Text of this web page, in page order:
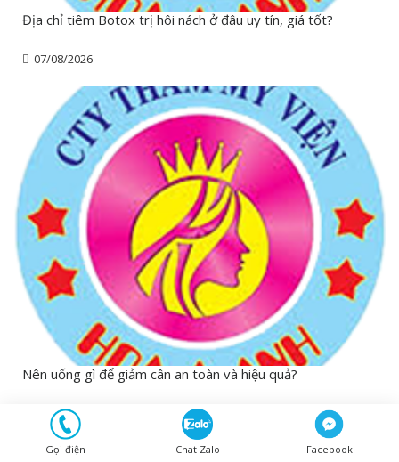
Địa chỉ tiêm Botox trị hôi nách ở đâu uy tín, giá tốt?
07/08/2026
Nên uống gì để giảm cân an toàn và hiệu quả?
06/08/2026
Gọi điện Chat Zalo Facebook